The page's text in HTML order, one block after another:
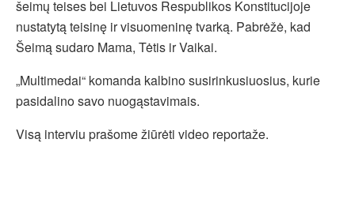
šeimų teises bei Lietuvos Respublikos Konstitucijoje
nustatytą teisinę ir visuomeninę tvarką. Pabrėžė, kad
Šeimą sudaro Mama, Tėtis ir Vaikai.
„Multimedai“ komanda kalbino susirinkusiuosius, kurie
pasidalino savo nuogąstavimais.
Visą interviu prašome žiūrėti video reportaže.